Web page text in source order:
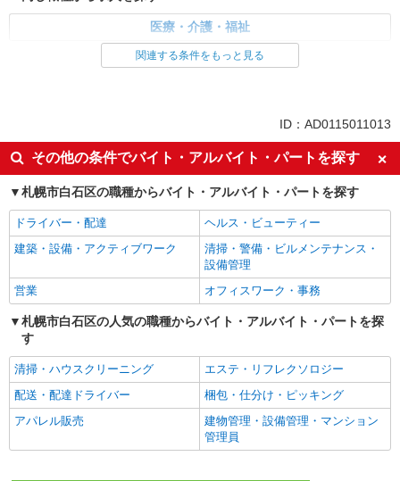
医療・介護・福祉
関連する条件をもっと見る
ID：AD0115011013
その他の条件でバイト・アルバイト・パートを探す
札幌市白石区の職種からバイト・アルバイト・パートを探す
ドライバー・配達
ヘルス・ビューティー
建築・設備・アクティブワーク
清掃・警備・ビルメンテナンス・
設備管理
営業
オフィスワーク・事務
札幌市白石区の人気の職種からバイト・アルバイト・パートを探
す
清掃・ハウスクリーニング
エステ・リフレクソロジー
配送・配達ドライバー
梱包・仕分け・ピッキング
アパレル販売
建物管理・設備管理・マンション
管理員